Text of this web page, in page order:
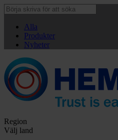
Alla
Produkter
Nyheter
Region
Välj land